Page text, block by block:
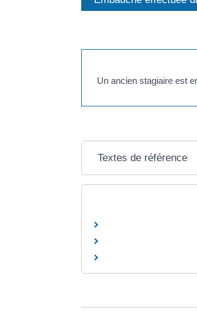
Un ancien stagiaire est
Textes de référence